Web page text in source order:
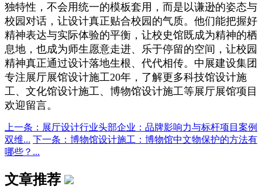
独特性，不会用统一的模板套用，而是以谦逊的姿态与
校园对话，让设计真正贴合校园的气质。他们能把握好
精神表达与实际体验的平衡，让校史馆既成为精神的栖
息地，也成为师生愿意走进、乐于停留的空间，让校园
精神真正通过设计落地生根、代代相传。中展建设集团
专注展厅展馆设计施工20年，了解更多科技馆设计施
工、文化馆设计施工、博物馆设计施工等展厅展馆项目
欢迎留言。
上一条：展厅设计行业头部企业：品牌影响力与标杆项目案例
双维... 下一条：博物馆设计施工：博物馆中文物保护的方法有
哪些？...
文章推荐